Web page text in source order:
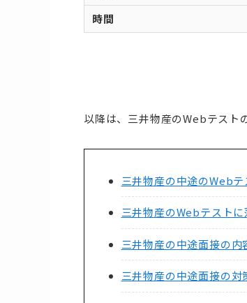
時間
以降は、三井物産のWebテスト
三井物産の中途のWeb
三井物産のWebテスト
三井物産の中途面接の内
三井物産の中途面接の対